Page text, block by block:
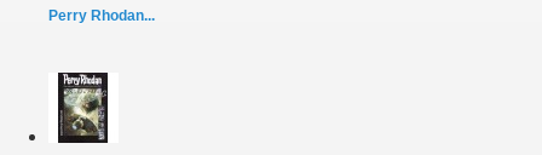
Perry Rhodan...